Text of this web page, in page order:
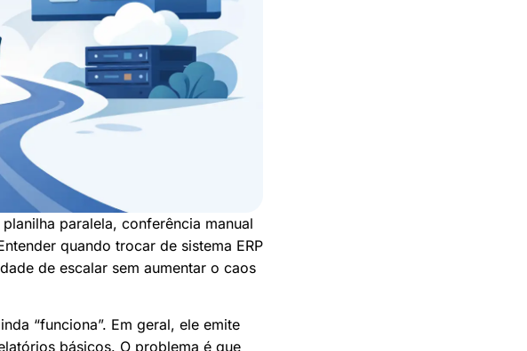
paralela, conferência manual
quando trocar de sistema ERP
de escalar sem aumentar o caos
“funciona”. Em geral, ele emite
básicos. O problema é que